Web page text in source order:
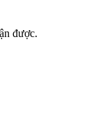
được.